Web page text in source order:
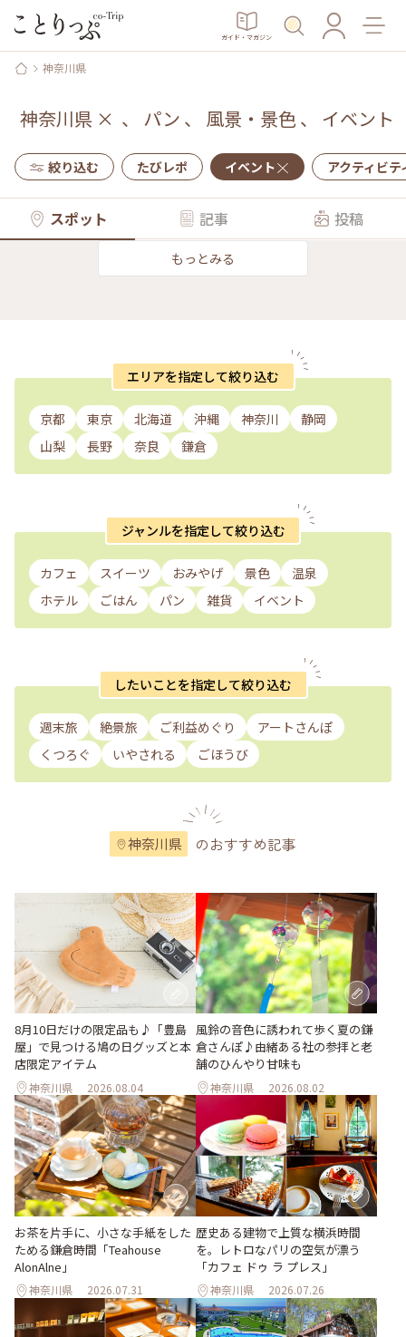
ガイド・マガジン
神奈川県
神奈川県× 、 パン 、 風景・景色、 イベント
絞り込む たびレポ イベント アクティビテ
スポット 記事 投稿
もっとみる
エリアを指定して絞り込む
京都 東京 北海道 沖縄 神奈川
静岡
山梨
長野 奈良 鎌倉
ジャンルを指定して絞り込む
カフェ スイーツ おみやげ 景色
温泉
ホテル
ごはん パン 雑貨 イベント
したいことを指定して絞り込む
週末旅 絶景旅 ご利益めぐり
アートさんぽ
くつろぐ
いやされる ごほうび
神奈川県 のおすすめ記事
8月10日だけの限定品も♪「豊島
屋」で見つける鳩の日グッズと本
店限定アイテム
神奈川県 2026.08.04
風鈴の音色に誘われて歩く夏の鎌
倉さんぽ♪由緒ある社の参拝と老
舗のひんやり甘味も
神奈川県 2026.08.02
お茶を片手に、小さな手紙をした
ためる鎌倉時間「Teahouse
AlonAlne」
神奈川県 2026.07.31
歴史ある建物で上質な横浜時間
を。レトロなパリの空気が漂う
「カフェ ドゥ ラ プレス」
神奈川県 2026.07.26